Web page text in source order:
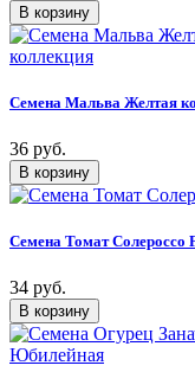
Семена Мальва Желтая
36 руб.
Семена Томат Солероссо
34 руб.